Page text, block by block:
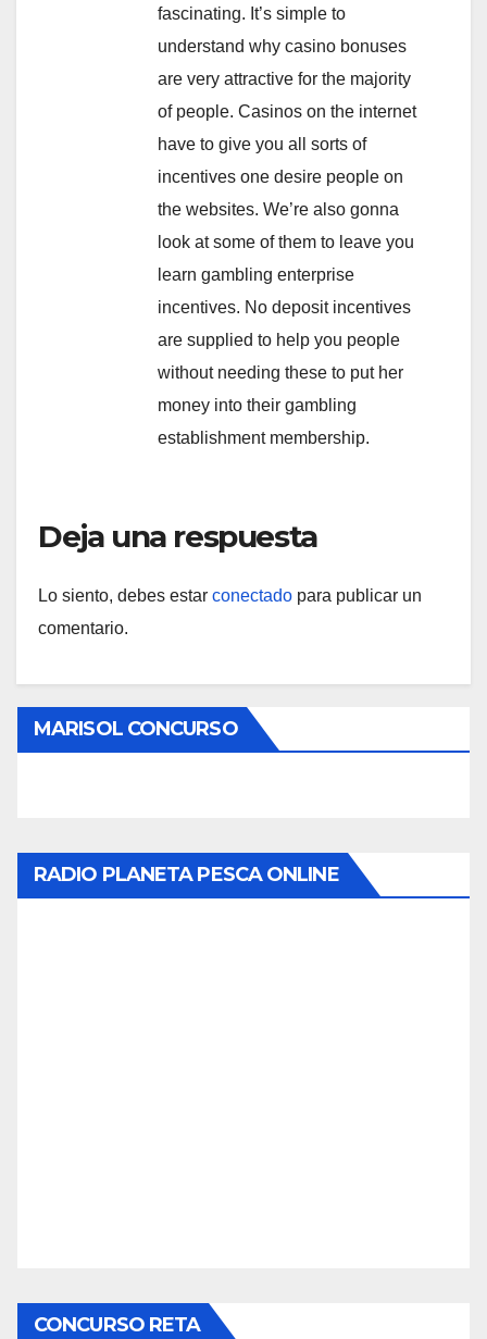
fascinating. It’s simple to
understand why casino bonuses
are very attractive for the majority
of people. Casinos on the internet
have to give you all sorts of
incentives one desire people on
the websites. We’re also gonna
look at some of them to leave you
learn gambling enterprise
incentives. No deposit incentives
are supplied to help you people
without needing these to put her
money into their gambling
establishment membership.
Deja una respuesta
Lo siento, debes estar conectado para publicar un
comentario.
MARISOL CONCURSO
RADIO PLANETA PESCA ONLINE
CONCURSO RETA